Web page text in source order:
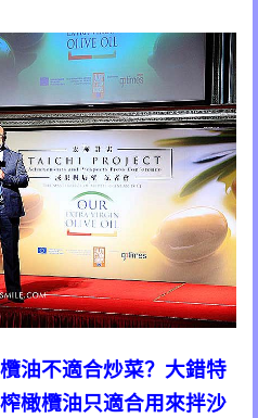
油不適合炒菜？大錯特
橄欖油只適合用來拌沙